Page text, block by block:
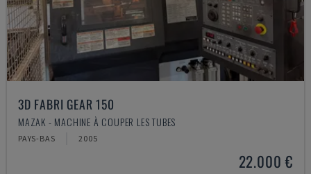
3D FABRI GEAR 150
MAZAK - MACHINE À COUPER LES TUBES
PAYS-BAS 2005
22.000 €